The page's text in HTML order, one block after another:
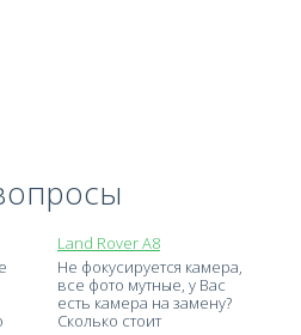
Land Rover A8
Не фокусируется камера,
все фото мутные, у Вас
есть камера на замену?
Сколько стоит